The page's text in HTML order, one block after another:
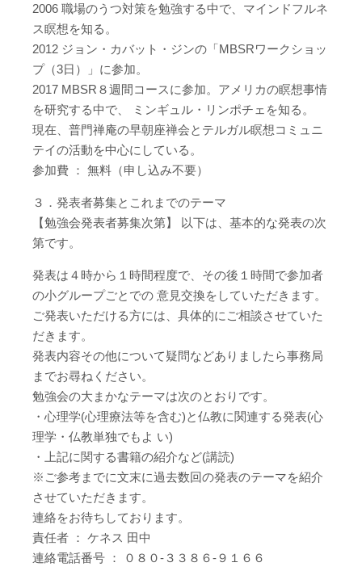
2006 職場のうつ対策を勉強する中で、マインドフルネ
ス瞑想を知る。
2012 ジョン・カバット・ジンの「MBSRワークショッ
プ（3日）」に参加。
2017 MBSR８週間コースに参加。アメリカの瞑想事情
を研究する中で、 ミンギュル・リンポチェを知る。
現在、普門禅庵の早朝座禅会とテルガル瞑想コミュニ
テイの活動を中心にしている。
参加費 ： 無料（申し込み不要）
３．発表者募集とこれまでのテーマ
【勉強会発表者募集次第】 以下は、基本的な発表の次
第です。
発表は４時から１時間程度で、その後１時間で参加者
の小グループごとでの 意見交換をしていただきます。
ご発表いただける方には、具体的にご相談させていた
だきます。
発表内容その他について疑問などありましたら事務局
までお尋ねください。
勉強会の大まかなテーマは次のとおりです。
・心理学(心理療法等を含む)と仏教に関連する発表(心
理学・仏教単独でもよ い)
・上記に関する書籍の紹介など(講読)
※ご参考までに文末に過去数回の発表のテーマを紹介
させていただきます。
連絡をお待ちしております。
責任者 ： ケネス 田中
連絡電話番号 ： ０８０-３３８６-９１６６